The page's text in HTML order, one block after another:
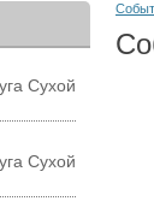
Сухой
Сухой